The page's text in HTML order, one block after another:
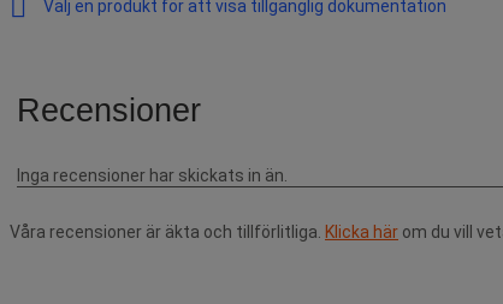
Välj en produkt för att visa tillgänglig dokumentation
Våra recensioner är äkta och tillförlitliga. Klicka här om du vill